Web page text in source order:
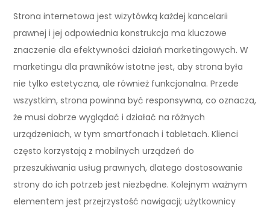
Strona internetowa jest wizytówką każdej kancelarii
prawnej i jej odpowiednia konstrukcja ma kluczowe
znaczenie dla efektywności działań marketingowych. W
marketingu dla prawników istotne jest, aby strona była
nie tylko estetyczna, ale również funkcjonalna. Przede
wszystkim, strona powinna być responsywna, co oznacza,
że musi dobrze wyglądać i działać na różnych
urządzeniach, w tym smartfonach i tabletach. Klienci
często korzystają z mobilnych urządzeń do
przeszukiwania usług prawnych, dlatego dostosowanie
strony do ich potrzeb jest niezbędne. Kolejnym ważnym
elementem jest przejrzystość nawigacji; użytkownicy